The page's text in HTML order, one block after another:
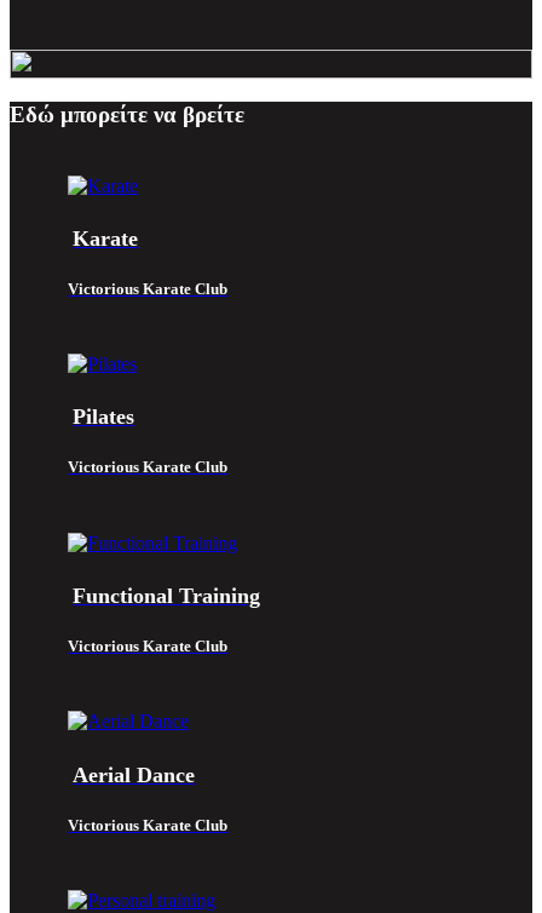
Εδώ μπορείτε να βρείτε
Karate
Victorious Karate Club
Pilates
Victorious Karate Club
Functional Training
Victorious Karate Club
Aerial Dance
Victorious Karate Club